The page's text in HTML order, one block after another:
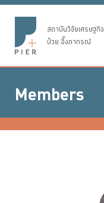
สถาบันวิจัยเศรษฐกิจ
ป๋วย อึ๊งภากรณ์
Members